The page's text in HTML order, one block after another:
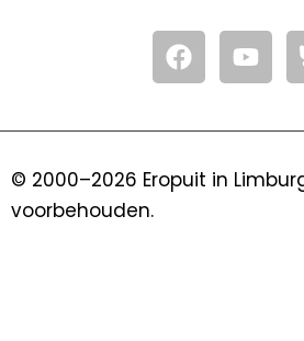
F
a
c
o
Y
o
u
b
© 2000–2026 Eropuit in
voorbehouden.